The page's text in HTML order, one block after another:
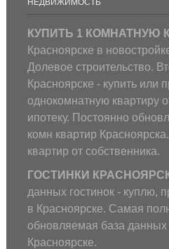
НЕДВИЖИМОСТЬ
КУПИТЬ 1 КОМНАТНУЮ
Красноярске в
Долевое строительство.
Красноярске - купить или
однокомнатную квартиру
ипотеку. Постоянно
комн квартир
квартир от собственника.
ГОСТИНКИ
данных гостинок - куплю,
в Красноярске. Самая
обновляемая база данных
Красноярске.